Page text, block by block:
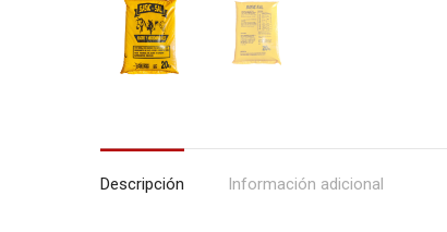
Descripción Información adicional